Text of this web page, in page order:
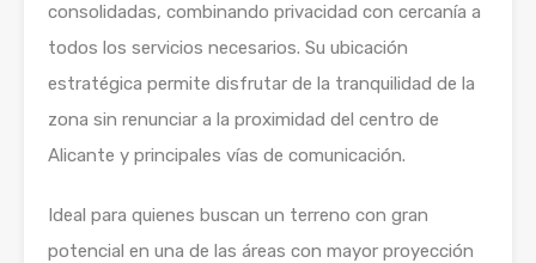
consolidadas, combinando privacidad con cercanía a
todos los servicios necesarios. Su ubicación
estratégica permite disfrutar de la tranquilidad de la
zona sin renunciar a la proximidad del centro de
Alicante y principales vías de comunicación.
Ideal para quienes buscan un terreno con gran
potencial en una de las áreas con mayor proyección